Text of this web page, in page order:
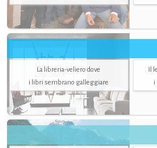
La libreria-veliero dove
i libri sembrano galleggiare
Il
i